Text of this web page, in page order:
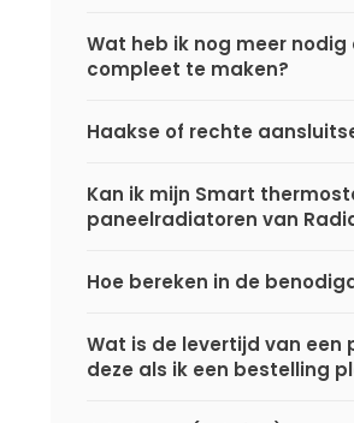
Wat heb ik nog meer
compleet te maken?
Haakse of rechte
Kan ik mijn Smart
paneelradiatoren van
Hoe bereken in de
Wat is de levertijd van
deze als ik een bestelling